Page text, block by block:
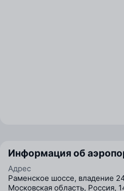
Информация об
Адрес
Раменское шоссе, владение
Московская область, Россия,